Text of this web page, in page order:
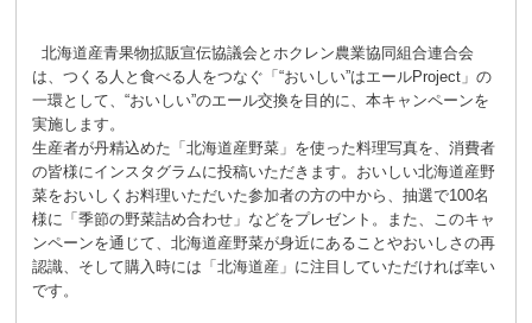
北海道産青果物拡販宣伝協議会とホクレン農業協同組合連合会
は、つくる人と食べる人をつなぐ「“おいしい”はエールProject」の
一環として、“おいしい”のエール交換を目的に、本キャンペーンを
実施します。
生産者が丹精込めた「北海道産野菜」を使った料理写真を、消費者
の皆様にインスタグラムに投稿いただきます。おいしい北海道産野
菜をおいしくお料理いただいた参加者の方の中から、抽選で100名
様に「季節の野菜詰め合わせ」などをプレゼント。また、このキャ
ンペーンを通じて、北海道産野菜が身近にあることやおいしさの再
認識、そして購入時には「北海道産」に注目していただければ幸い
です。